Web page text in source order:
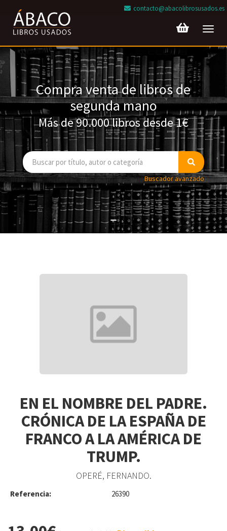
contacto@abacolibrosusados.es
Compra venta de libros de
segunda mano
Más de 90.000 libros desde 1€
Buscador avanzado
EN EL NOMBRE DEL PADRE.
CRÓNICA DE LA ESPAÑA DE
FRANCO A LA AMÉRICA DE
TRUMP.
OPERÉ, FERNANDO.
Referencia: 26390